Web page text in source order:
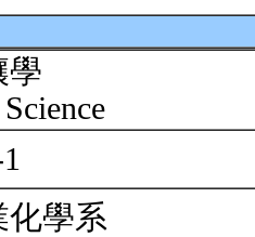
學
化學系